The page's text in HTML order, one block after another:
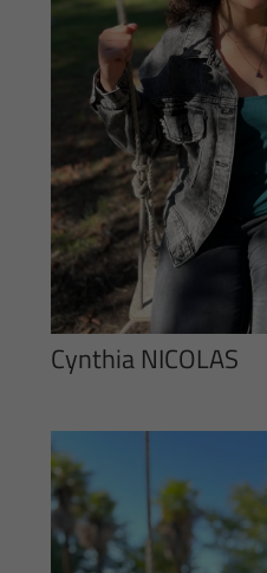
Cynthia NICOLAS